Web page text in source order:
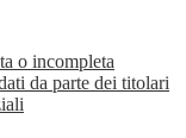
o incompleta
da parte dei titolari